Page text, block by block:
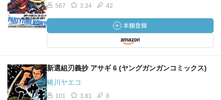
567 3.34 42
新選組刃義抄 アサギ 6 (ヤングガンガンコミックス)
蜷川ヤエコ
101 3.81 8